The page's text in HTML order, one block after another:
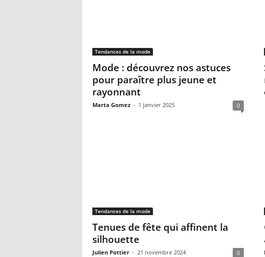
Tendances de la mode
Mode : découvrez nos astuces
pour paraître plus jeune et
rayonnant
Marta Gomez - 1 janvier 2025 0
Tendances de la mode
Tenues de fête qui affinent la
silhouette
Julien Pottier - 21 novembre 2024 0